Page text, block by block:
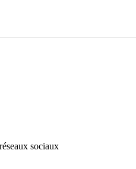
sociaux